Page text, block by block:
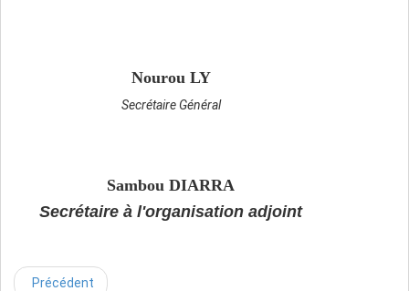
Nourou LY
Secrétaire Général
Sambou DIARRA
Secrétaire à l'organisation adjoint
Précédent